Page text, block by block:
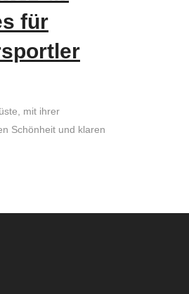
für
mit ihrer
Schönheit und klaren